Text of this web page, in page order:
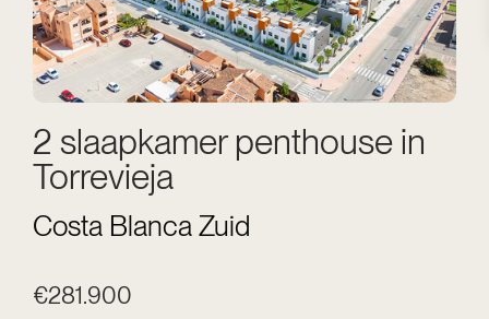
2 slaapkamer penthouse in
Torrevieja
Costa Blanca Zuid
€281.900